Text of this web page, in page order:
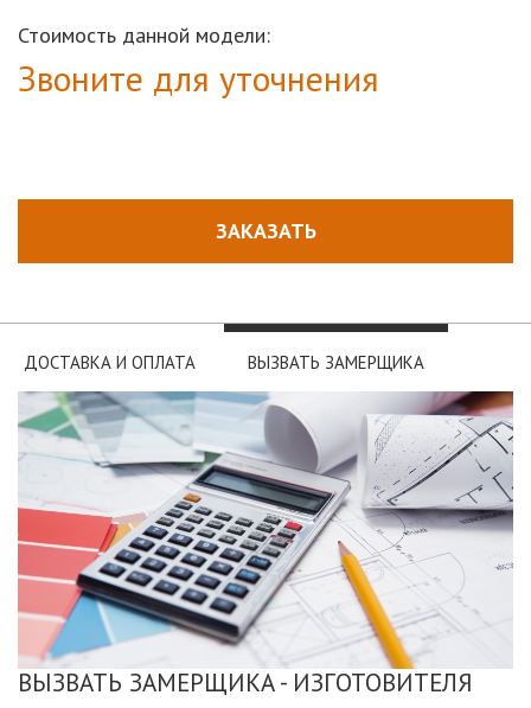
Стоимость данной модели:
Звоните для уточнения
ЗАКАЗАТЬ
ДОСТАВКА И ОПЛАТА ВЫЗВАТЬ ЗАМЕРЩИКА
ВЫЗВАТЬ ЗАМЕРЩИКА - ИЗГОТОВИТЕЛЯ